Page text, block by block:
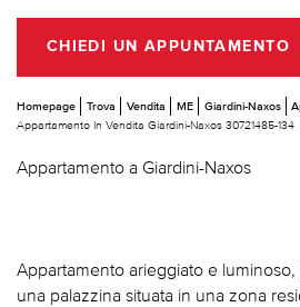
CHIEDI UN APPUNTAMENTO
Homepage Trova Vendita ME Giardini-Naxos
Appartamento In Vendita Giardini-Naxos 30721485-134
Appartamento a Giardini-Naxos
Appartamento arieggiato e
una palazzina situata in una zona